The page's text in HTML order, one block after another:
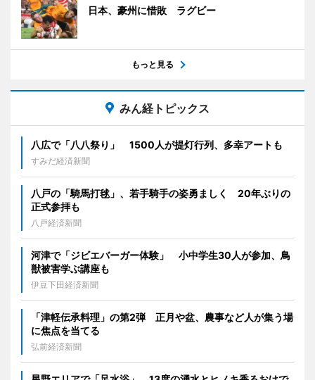
日本、豪州に惜敗 ラグビー
もっと見る
みん経トピックス
八広で「八八祭り」 1500人が提灯行列、多幸アートも
すみだ経済新聞
八戸の「騎馬打毬」、若手騎手の姿勇ましく 20年ぶりの
正式参拝も
八戸経済新聞
河津で「ジビエバーガー体験」 小中学生30人が参加、鳥
獣被害学ぶ講座も
伊豆下田経済新聞
「津軽伝承料理」の第2弾 正月や盆、農事など人が集う場
に焦点を当てる
弘前経済新聞